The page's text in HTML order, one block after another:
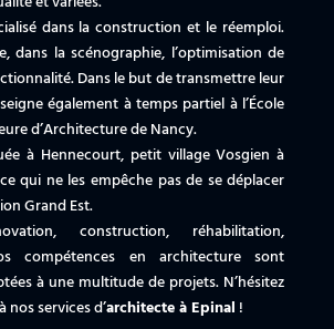
dans la construction et le réemploi.
dans la scénographie, l’optimisation de
Dans le but de transmettre leur
également à temps partiel à l’École
d’Architecture de Nancy.
à Hennecourt, petit village Vosgien à
ce qui ne les empêche pas de se déplacer
Grand Est.
construction, réhabilitation,
compétences en architecture sont
à une multitude de projets. N’hésitez
nos services d’architecte à Epinal !